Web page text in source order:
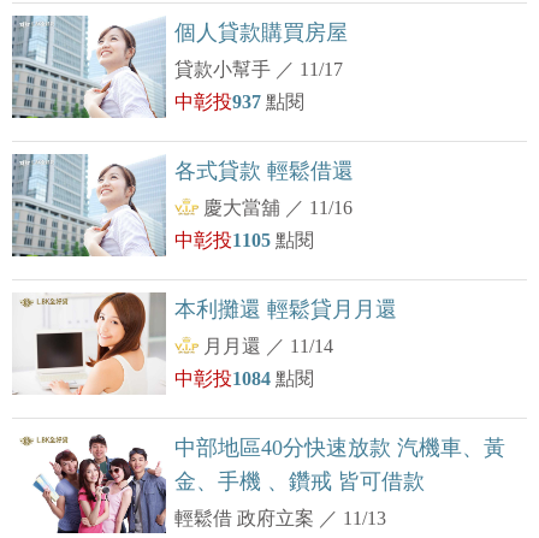
個人貸款購買房屋
貸款小幫手 ／ 11/17
中彰投937點閱
各式貸款 輕鬆借還
慶大當舖 ／ 11/16
中彰投1105點閱
本利攤還 輕鬆貸月月還
月月還 ／ 11/14
中彰投1084點閱
中部地區40分快速放款 汽機車、黃
金、手機 、鑽戒 皆可借款
輕鬆借 政府立案 ／ 11/13